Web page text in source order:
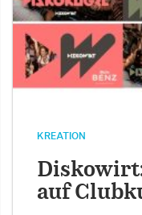
KREATION
auf